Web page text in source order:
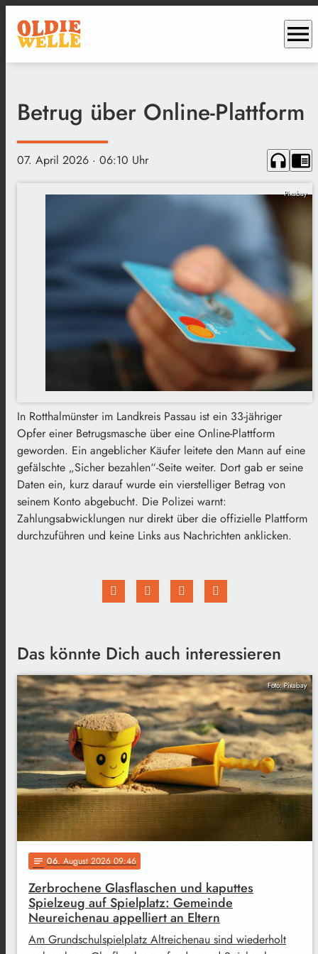
menu
Betrug über Online-Plattform
07. April 2026 · 06:10 Uhr headphones chrome_reader_mode
Pixabay
In Rotthalmünster im Landkreis Passau ist ein 33-jähriger
Opfer einer Betrugsmasche über eine Online-Plattform
geworden. Ein angeblicher Käufer leitete den Mann auf eine
gefälschte „Sicher bezahlen“-Seite weiter. Dort gab er seine
Daten ein, kurz darauf wurde ein vierstelliger Betrag von
seinem Konto abgebucht. Die Polizei warnt:
Zahlungsabwicklungen nur direkt über die offizielle Plattform
durchzuführen und keine Links aus Nachrichten anklicken.
Das könnte Dich auch interessieren
Foto: Pixabay
notes 06. August 2026 09:46
Zerbrochene Glasflaschen und kaputtes
Spielzeug auf Spielplatz: Gemeinde
Neureichenau appelliert an Eltern
Am Grundschulspielplatz Altreichenau sind wiederholt